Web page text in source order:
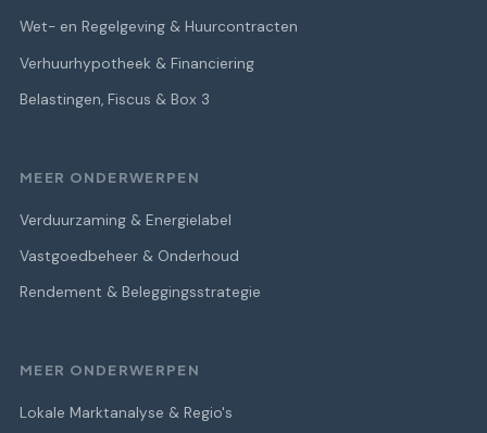
Wet- en Regelgeving & Huurcontracten
Verhuurhypotheek & Financiering
Belastingen, Fiscus & Box 3
MEER ONDERWERPEN
Verduurzaming & Energielabel
Vastgoedbeheer & Onderhoud
Rendement & Beleggingsstrategie
MEER ONDERWERPEN
Lokale Marktanalyse & Regio's